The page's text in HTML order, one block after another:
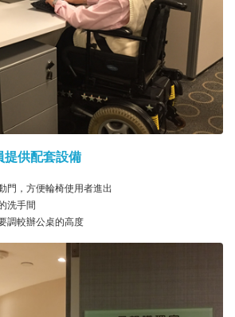
提供配套設備
門，方便輪椅使用者進出
洗手間
調較辦公桌的高度